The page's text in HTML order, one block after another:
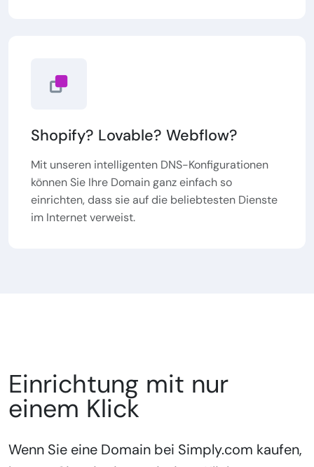
Shopify? Lovable? Webflow?
Mit unseren intelligenten DNS-Konfigurationen
können Sie Ihre Domain ganz einfach so
einrichten, dass sie auf die beliebtesten Dienste
im Internet verweist.
Einrichtung mit nur
einem Klick
Wenn Sie eine Domain bei Simply.com kaufen,